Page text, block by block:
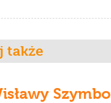
także